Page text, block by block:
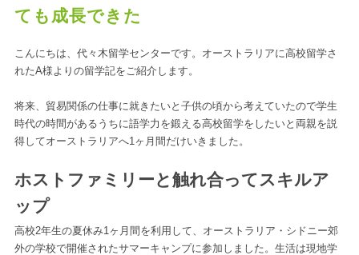
ても成長できた
こんにちは、代々木留学センターです。オーストラリアに高校留学さ
れたA様よりの留学記をご紹介します。
将来、貿易関係の仕事に就きたいと子供の頃から考えていたので学生
時代の時間があるうちに語学力を鍛える高校留学をしたいと両親を説
得してオーストラリアへ1ヶ月間だけいきました。
ホストファミリーと触れ合ってスキルア
ップ
高校2年生の夏休み1ヶ月間を利用して、オーストラリア・シドニー郊
外の学校で開催されたサマーキャンプに参加しました。生活は現地学